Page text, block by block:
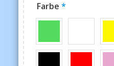
Farbe